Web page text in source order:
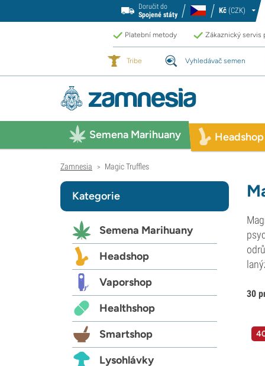
Doručit do
Spojené státy
Kč (CZK)
Platební metody Zákaznický servis
Tribe Vyhledávač semen
Semena Marihuany Headshop
Zamnesia > Magic Truffles
30
Kategorie
Semena Marihuany
Headshop
Vaporshop
Healthshop
Smartshop
Lysohlávky